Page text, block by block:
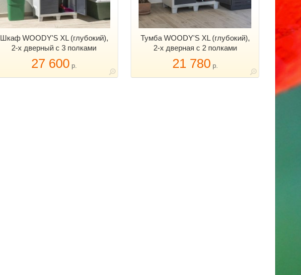
Шкаф WOODY'S XL (глубокий),
2-х дверный с 3 полками
27 600р.
Тумба WOODY'S XL (глубокий),
2-х дверная с 2 полками
21 780р.